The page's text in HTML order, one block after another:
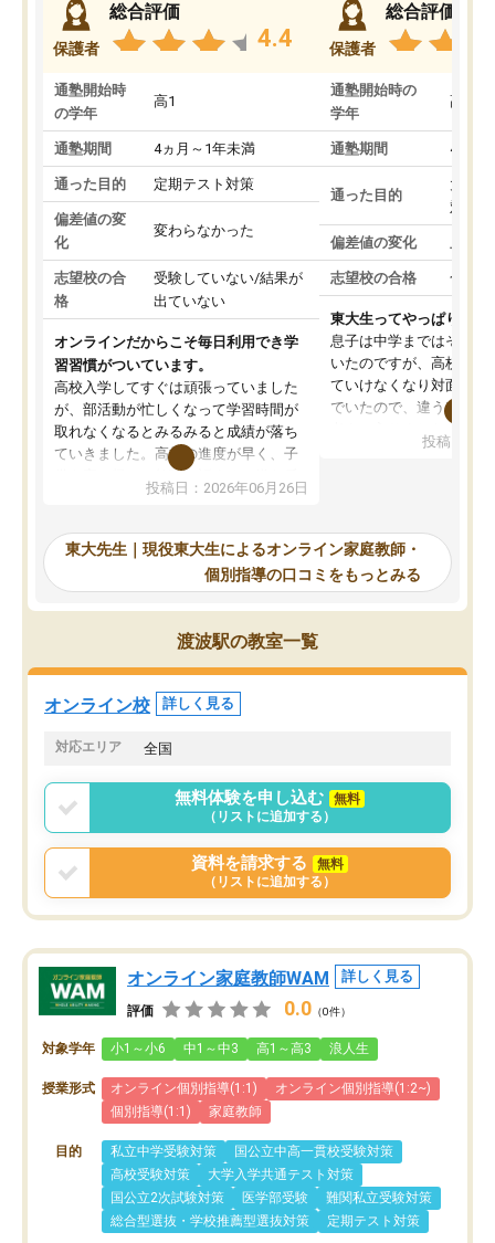
保護者
総合評価
4.4
通塾開始時
の学年
高1
通塾期間 4ヵ月～1年未満
通った目的 定期テスト対策
偏差値の変
化
変わらなかった
志望校の合
格
受験していない/結果が
出ていない
オンラインだからこそ毎日利用でき学
習習慣がついています。
高校入学してすぐは頑張っていました
が、部活動が忙しくなって学習時間が
取れなくなるとみるみると成績が落ち
ていきました。高校の進度が早く、子
供も家に帰って勉強の話すると嫌な反
応を示します。東大先生にお願いして
れるので、親としても安心です。毎日
使える自習室とかもあり、わからない
ところがあれば先生が回答してくれる
のも重宝しています。
投稿日：2026年06月26日
保護者
総合評価
通塾開始時の
学年
高3
通塾期間 4ヵ月
通った目的
大学
対策
偏差値の変化 上が
志望校の合格 合格
東大生ってやっぱりすご
息子は中学まではそこそ
いたのですが、高校に入
ていけなくなり対面の塾
でいたので、違うアプロ
で、当初は模試でD判定
自習室が毎日使えていつ
るのが心強かったよう
謝です。
投稿日：
東大先生｜現役東大生によるオンライン家庭教師・
個別指導の口コミをもっとみる
渡波駅の教室一覧
オンライン校 詳しく見る
対応エリア 全国
無料体験を申し込む
無料
（リストに追加する）
資料を請求する
無料
（リストに追加する）
オンライン家庭教師WAM 詳しく見る
評価 0.0 （0件）
対象学年 小1～小6 中1～中3 高1～高3 浪人生
授業形式 オンライン個別指導(1:1)
オンライン個別指導(1:2~)
個別指導(1:1)
家庭教師
目的 私立中学受験対策
国公立中高一貫校受験対策
高校受験対策
大学入学共通テスト対策
国公立2次試験対策
医学部受験
難関私立受験対策
総合型選抜・学校推薦型選抜対策
定期テスト対策